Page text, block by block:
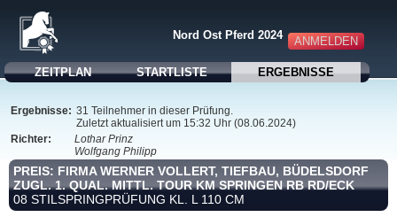
ANMELDEN
Nord Ost Pferd 2024
ZEITPLAN STARTLISTE ERGEBNISSE
Ergebnisse: 31 Teilnehmer in dieser Prüfung.
Zuletzt aktualisiert um 15:32 Uhr (08.06.2024)
Richter:
Lothar Prinz
Wolfgang Philipp
PREIS: FIRMA WERNER VOLLERT, TIEFBAU, BÜDELSDORF
ZUGL. 1. QUAL. MITTL. TOUR KM SPRINGEN RB RD/ECK
08 STILSPRINGPRÜFUNG KL. L 110 CM